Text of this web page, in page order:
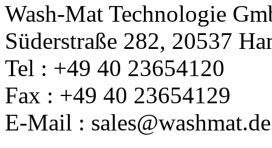
Wash-Mat Technologie
Süderstraße 282, 20537
Tel : +49 40 23654120
Fax : +49 40 23654129
E-Mail : sales@washmat.de